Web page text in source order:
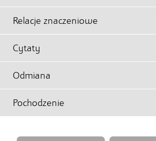
Relacje znaczeniowe
Cytaty
Odmiana
Pochodzenie